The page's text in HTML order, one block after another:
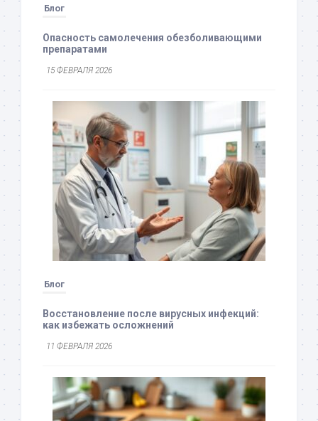
Блог
Опасность самолечения обезболивающими
препаратами
15 ФЕВРАЛЯ 2026
Блог
Восстановление после вирусных инфекций:
как избежать осложнений
11 ФЕВРАЛЯ 2026